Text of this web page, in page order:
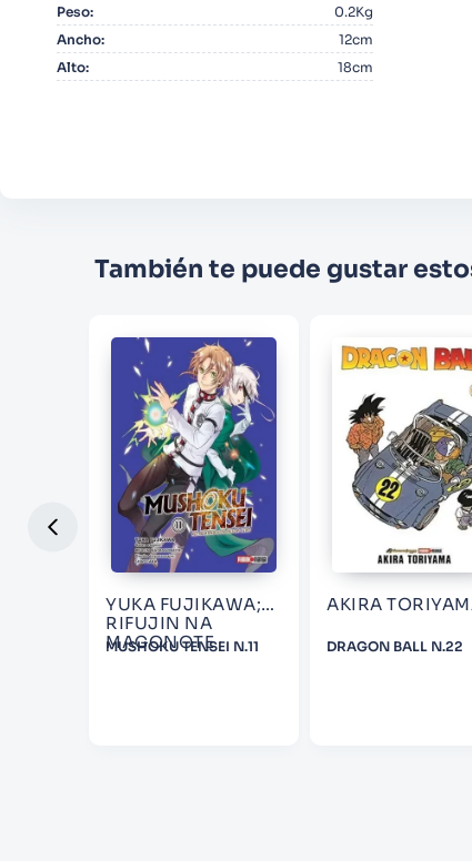
Peso:
0.2Kg
Ancho:
12cm
Alto: 18cm
También te puede gustar
YUKA FUJIKAWA;
RIFUJIN NA
MAGONOTE
MUSHOKU TENSEI N.11
AKIRA
DRAGON BALL N.22